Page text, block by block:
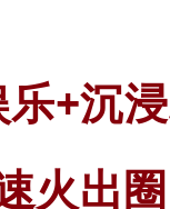
+沉
火出